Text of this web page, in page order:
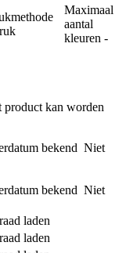
Maximaal
aantal
kleuren -
product kan worden
bekend Niet
bekend Niet
laden
laden